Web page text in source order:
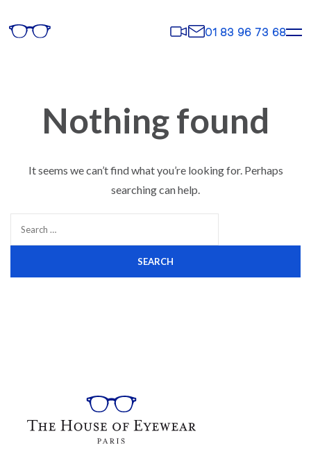
Rendez-
vous
Contact
01 83 96 73 68
Nothing found
It seems we can’t find what you’re looking for. Perhaps
searching can help.